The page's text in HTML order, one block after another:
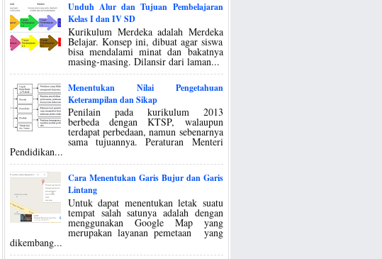
Unduh Alur dan Tujuan Pembelajaran
Kelas I dan IV SD
Kurikulum Merdeka adalah Merdeka
Belajar. Konsep ini, dibuat agar siswa
bisa mendalami minat dan bakatnya
masing-masing. Dilansir dari laman...
Menentukan Nilai Pengetahuan
Keterampilan dan Sikap
Penilain pada kurikulum 2013
berbeda dengan KTSP, walaupun
terdapat perbedaan, namun sebenarnya
sama tujuannya. Peraturan Menteri
Pendidikan...
Cara Menentukan Garis Bujur dan Garis
Lintang
Untuk dapat menentukan letak suatu
tempat salah satunya adalah dengan
menggunakan Google Map yang
merupakan layanan pemetaan yang
dikembang...